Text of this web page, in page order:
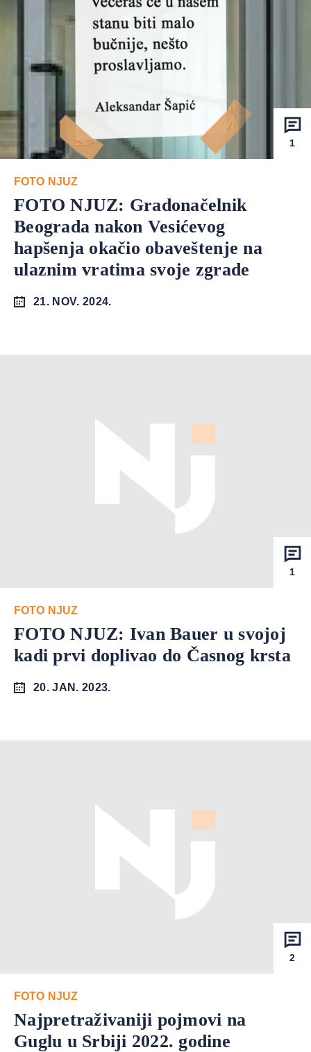
1
FOTO NJUZ
FOTO NJUZ: Gradonačelnik
Beograda nakon Vesićevog
hapšenja okačio obaveštenje na
ulaznim vratima svoje zgrade
21. NOV. 2024.
1
FOTO NJUZ
FOTO NJUZ: Ivan Bauer u svojoj
kadi prvi doplivao do Časnog krsta
20. JAN. 2023.
2
FOTO NJUZ
Najpretraživaniji pojmovi na
Guglu u Srbiji 2022. godine